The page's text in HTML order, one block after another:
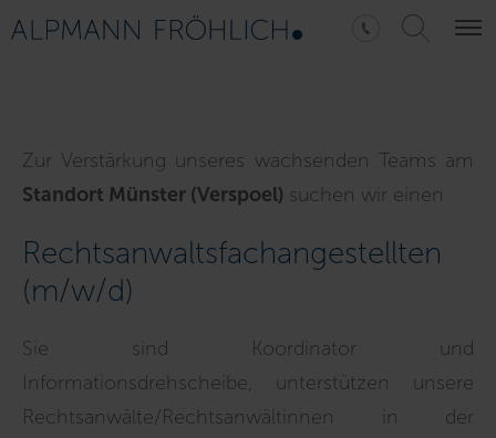
Zur Verstärkung unseres wachsenden Teams am
Standort Münster (Verspoel) suchen wir einen
Rechtsanwaltsfachangestellten
(m/w/d)
Sie sind Koordinator und
Informationsdrehscheibe, unterstützen unsere
Rechtsanwälte/Rechtsanwältinnen in der